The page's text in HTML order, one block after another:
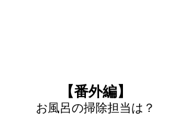
【番外編】
お風呂の掃除担当は？